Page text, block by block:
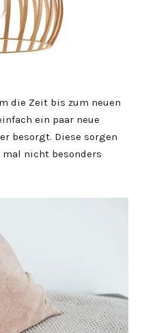
die Zeit bis zum neuen
ein paar neue
besorgt. Diese sorgen
nicht besonders